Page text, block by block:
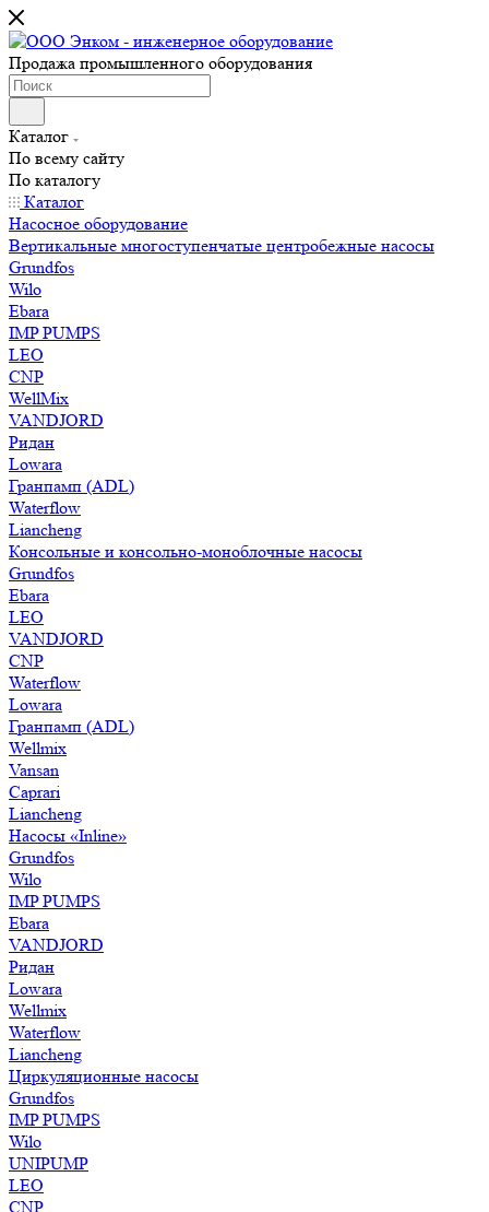
Продажа промышленного оборудования
Каталог
По всему сайту
По каталогу
Каталог
Насосное оборудование
Вертикальные многоступенчатые центробежные насосы
Grundfos
Wilo
Ebara
IMP PUMPS
LEO
CNP
WellMix
VANDJORD
Ридан
Lowara
Гранпамп (ADL)
Waterflow
Liancheng
Консольные и консольно-моноблочные насосы
Grundfos
Ebara
LEO
VANDJORD
CNP
Waterflow
Lowara
Гранпамп (ADL)
Wellmix
Vansan
Caprari
Liancheng
Насосы «Inline»
Grundfos
Wilo
IMP PUMPS
Ebara
VANDJORD
Ридан
Lowara
Wellmix
Waterflow
Liancheng
Циркуляционные насосы
Grundfos
IMP PUMPS
Wilo
UNIPUMP
LEO
CNP